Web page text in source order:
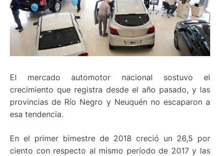
El mercado automotor nacional sostuvo el
crecimiento que registra desde el año pasado, y las
provincias de Río Negro y Neuquén no escaparon a
esa tendencia.
En el primer bimestre de 2018 creció un 26,5 por
ciento con respecto al mismo período de 2017 y las